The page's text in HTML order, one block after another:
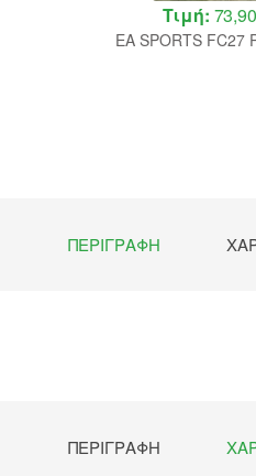
Τιμή:
EA SPORTS FC27
ΠΕΡΙΓΡΑΦΉ
ΠΕΡΙΓΡΑΦΉ